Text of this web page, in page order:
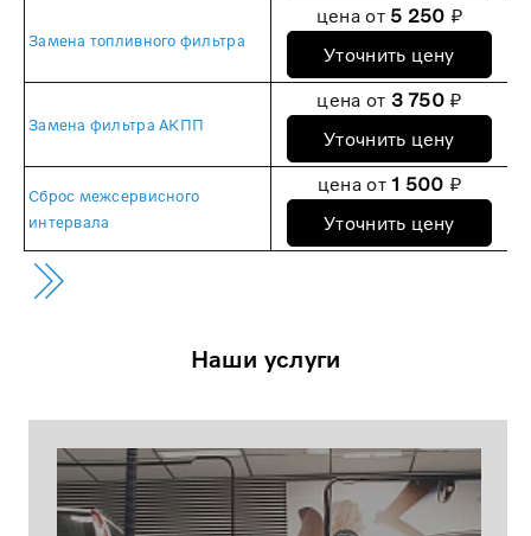
Замена топливного фильтра
цена от 5 250 ₽
Уточнить цену
Замена фильтра АКПП
цена от 3 750 ₽
Уточнить цену
Сброс межсервисного
интервала
цена от1 500 ₽
Уточнить цену
Наши услуги